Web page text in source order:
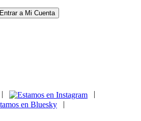
Entrar a Mi Cuenta
|